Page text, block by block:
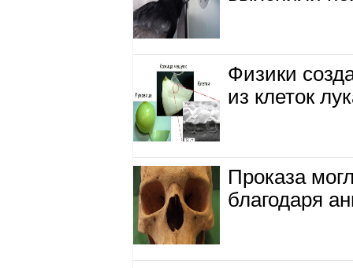
Физики
из клеток
Проказа
благодаря